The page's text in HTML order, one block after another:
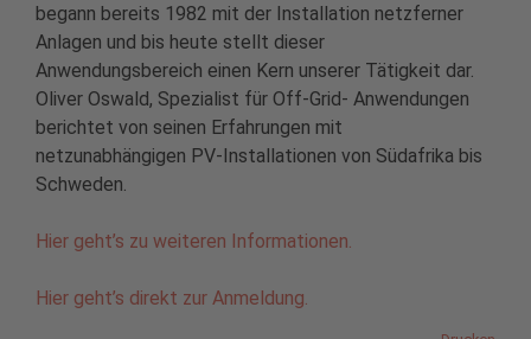
begann bereits 1982 mit der Installation netzferner
Anlagen und bis heute stellt dieser
Anwendungsbereich einen Kern unserer Tätigkeit dar.
Oliver Oswald, Spezialist für Off-Grid- Anwendungen
berichtet von seinen Erfahrungen mit
netzunabhängigen PV-Installationen von Südafrika bis
Schweden.
Hier geht’s zu weiteren Informationen.
Hier geht’s direkt zur Anmeldung.